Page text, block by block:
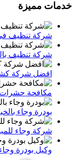
خدمات مميزة
شركة تنظيف
شركة تنظيف بالرياض 0556501701 كلــين لايــن خصم 39% تنظيف
افضل شركة كشف تسربات
مكافحة حشرات بالرياض 055650170 خصم 39%
بودرة وجاء
شركة وجاء
وكيل بودرة